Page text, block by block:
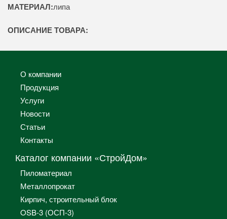
МАТЕРИАЛ:липа
ОПИСАНИЕ ТОВАРА:
О компании
Продукция
Услуги
Новости
Статьи
Контакты
Каталог компании «СтройДом»
Пиломатериал
Металлопрокат
Кирпич, строительный блок
OSB-3 (ОСП-3)